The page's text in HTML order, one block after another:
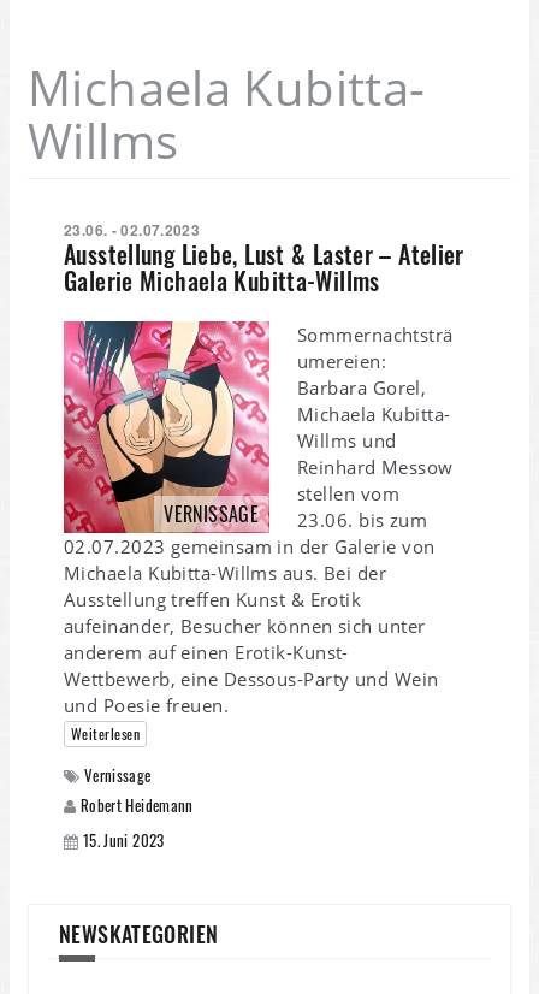
Michaela Kubitta-
Willms
23.06. - 02.07.2023
Ausstellung Liebe, Lust & Laster – Atelier
Galerie Michaela Kubitta-Willms
VERNISSAGE
Sommernachtsträ
umereien:
Barbara Gorel,
Michaela Kubitta-
Willms und
Reinhard Messow
stellen vom
23.06. bis zum
02.07.2023 gemeinsam in der Galerie von
Michaela Kubitta-Willms aus. Bei der
Ausstellung treffen Kunst & Erotik
aufeinander, Besucher können sich unter
anderem auf einen Erotik-Kunst-
Wettbewerb, eine Dessous-Party und Wein
und Poesie freuen.
Weiterlesen
Vernissage
Robert Heidemann
15. Juni 2023
NEWSKATEGORIEN